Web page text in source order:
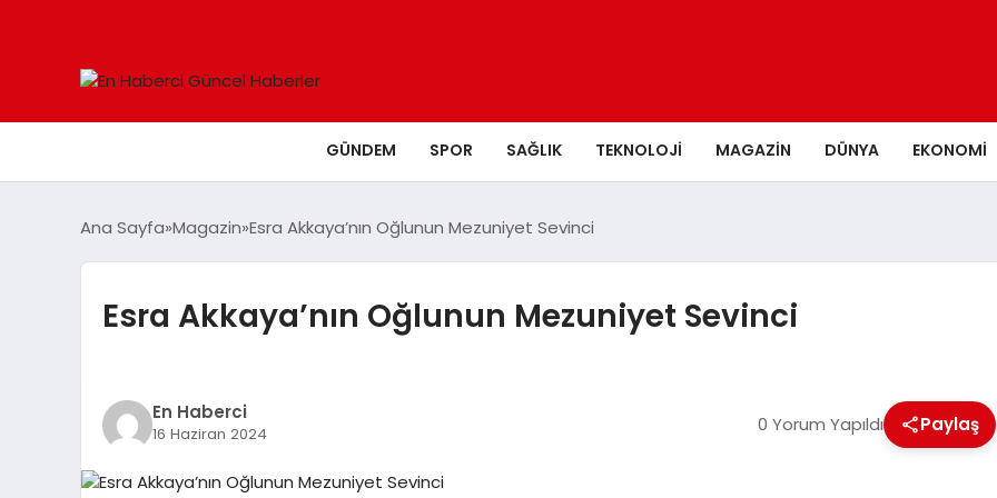
GÜNDEM SPOR SAĞLIK TEKNOLOJI MAGAZIN DÜNYA EKONOMI
Ana Sayfa Magazin Esra Akkaya’nın Oğlunun Mezuniyet Sevinci
Esra Akkaya’nın Oğlunun Mezuniyet Sevinci
En Haberci
16 Haziran 2024 0 Yorum Yapıldı Paylaş